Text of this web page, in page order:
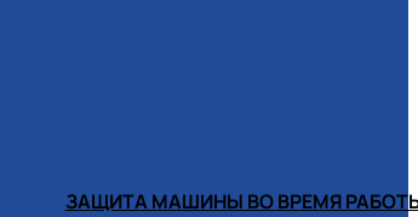
ЗАЩИТА МАШИНЫ ВО ВРЕМЯ